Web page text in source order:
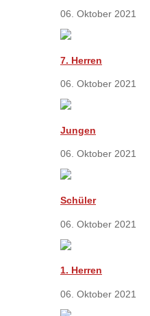
06. Oktober 2021
7. Herren
06. Oktober 2021
Jungen
06. Oktober 2021
Schüler
06. Oktober 2021
1. Herren
06. Oktober 2021